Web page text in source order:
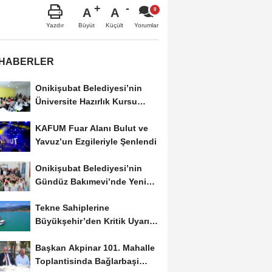
Yazdır
A
Büyüt
A
Küçült Yorumlar
Onikişubat Belediyesi’nin
Üniversite Hazırlık Kursu
KAFUM Fuar Alanı Bulut ve
Yavuz’un Ezgileriyle Şenlendi
Onikişubat Belediyesi’nin
Gündüz Bakımevi’nde Yeni
Tekne Sahiplerine
Büyükşehir’den Kritik Uyarı;
Başkan Akpinar 101. Mahalle
Toplantisinda Bağlarbaşi